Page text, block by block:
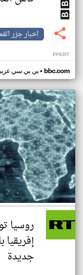
اخبار جزر
PF63IT
بي بي سي• bbc.com
روسيا
جديدة